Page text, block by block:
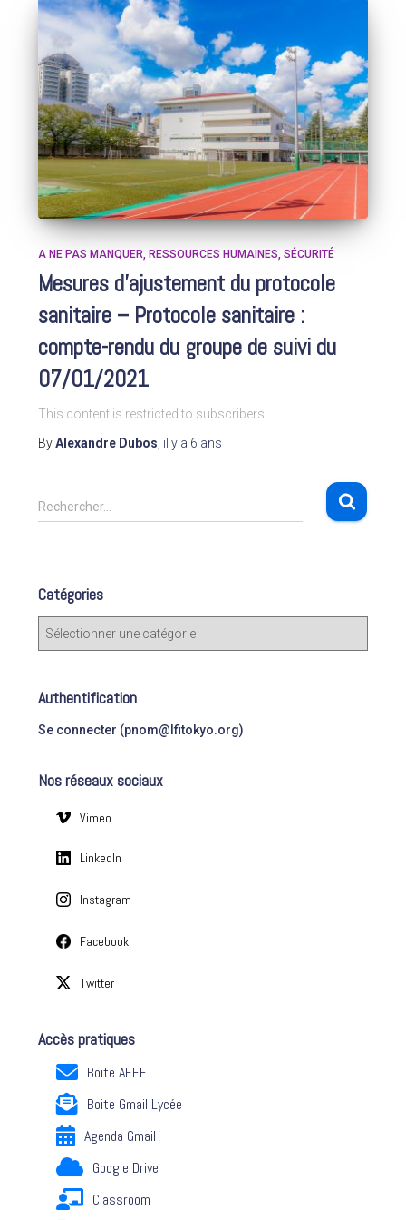
A NE PAS MANQUER RESSOURCES HUMAINES SÉCURITÉ
Mesures d’ajustement du protocole
sanitaire – Protocole sanitaire :
compte-rendu du groupe de suivi du
07/01/2021
This content is restricted to subscribers
ByAlexandre Dubos il y a 6 ans
R
e
r
c
Rechercher…
Catégories
C
g
o
e
Authentification
Se connecter (pnom@lfitokyo.org)
Nos réseaux sociaux
Vimeo
LinkedIn
Instagram
Facebook
Twitter
Accès pratiques
Boite AEFE
Boite Gmail Lycée
Agenda Gmail
Google Drive
Classroom